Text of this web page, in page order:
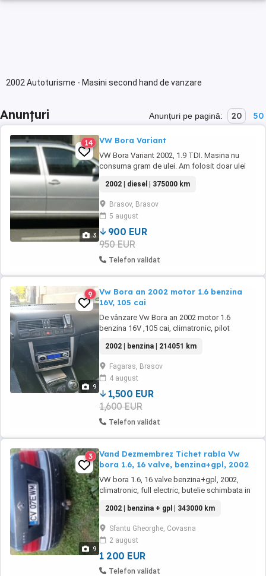
2002 Autoturisme - Masini second hand de vanzare
Anunțuri Anunțuri pe pagină: 20 50
3
14 VW Bora Variant
VW Bora Variant 2002, 1.9 TDI. Masina nu
consuma gram de ulei. Am folosit doar ulei
ITP valabil. Toate interventiile facute sunt
operate in manual de service. Parbriz nou, cel
vechi a fost crapat si pt a trece ITP-ul, am fost
nevoit sa-l inlocuiesc. Geamuri ...
2002 | diesel | 375000 km
Brasov, Brasov
5 august
900 EUR
950 EUR
Telefon validat
9
9
Vw Bora an 2002 motor 1.6 benzina
16V, 105 cai
De vânzare Vw Bora an 2002 motor 1.6
benzina 16V ,105 cai, climatronic, pilot
(cele din poze, un sezon folosite) + un set de
jante de tabla cu cauciucuri de iarnă și
capace roti ( un sezon folosite), inmatriculat,
mai multe detalii la telefon .
2002 | benzina | 214051 km
Fagaras, Brasov
4 august
1,500 EUR
1,600 EUR
Telefon validat
9
3
Vand Dezmembrez Tichet rabla Vw
bora 1.6, 16 valve, benzina+gpl, 2002
VW bora 1.6, 16 valve benzina+gpl, 2002,
climatronic, full electric, butelie schimbata in
centralizata, acte la zi, ofer fiscal. Masina este
functionala, dar cu probleme la motor
(probabil garnitura de chiuloasa). Mai multe
detalii: . Pret 1200 eur. negoci ...
2002 | benzina + gpl | 343000 km
Sfantu Gheorghe, Covasna
2 august
1 200 EUR
Telefon validat